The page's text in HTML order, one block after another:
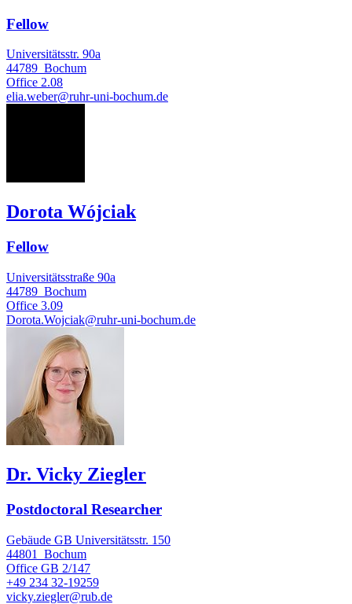
Fellow
Universitätsstr. 90a
44789 Bochum
Office 2.08
elia.weber@ruhr-uni-bochum.de
Dorota Wójciak
Fellow
Universitätsstraße 90a
44789 Bochum
Office 3.09
Dorota.Wojciak@ruhr-uni-bochum.de
Dr. Vicky Ziegler
Postdoctoral Researcher
Gebäude GB Universitätsstr. 150
44801
Bochum
Office GB 2/147
+49 234 32-19259
vicky.ziegler@rub.de